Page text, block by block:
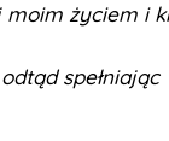
moim życiem i
spełniając